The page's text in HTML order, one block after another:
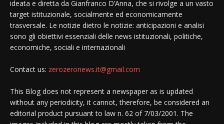
ideata e diretta da Gianfranco D’Anna, che si rivolge a un vasto
target istituzionale, socialmente ed economicamente
trasversale. Le notizie dietro le notizie: anticipazioni e analisi
sono gli obiettivi essenziali delle news istituzionali, politiche,
economiche, sociali e internazionali
Contact us: zerozeronews.it@gmail.com
This Blog does not represent a newspaper as is updated
without any periodicity, it cannot, therefore, be considered an
editorial product pursuant to law n. 62 of 7/03/2001. The